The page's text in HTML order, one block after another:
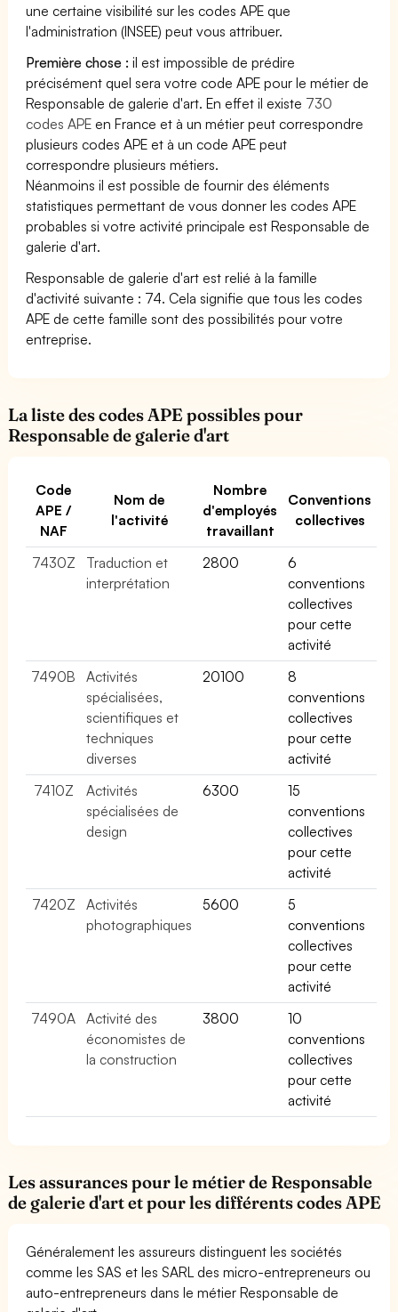
une certaine visibilité sur les codes APE que
l'administration (INSEE) peut vous attribuer.
Première chose : il est impossible de prédire
précisément quel sera votre code APE pour le métier de
Responsable de galerie d'art. En effet il existe 730
codes APE en France et à un métier peut correspondre
plusieurs codes APE et à un code APE peut
correspondre plusieurs métiers.
Néanmoins il est possible de fournir des éléments
statistiques permettant de vous donner les codes APE
probables si votre activité principale est Responsable de
galerie d'art.
Responsable de galerie d'art est relié à la famille
d'activité suivante : 74. Cela signifie que tous les codes
APE de cette famille sont des possibilités pour votre
entreprise.
La liste des codes APE possibles pour
Responsable de galerie d'art
Code
APE /
NAF
Nom de
l'activité
Nombre
d'employés
travaillant
Conventions
collectives
7430Z
Traduction et
interprétation
2800
6
conventions
collectives
pour cette
activité
7490B
Activités
spécialisées,
scientifiques et
techniques
diverses
20100
8
conventions
collectives
pour cette
activité
7410Z
Activités
spécialisées de
design
6300
15
conventions
collectives
pour cette
activité
7420Z
Activités
photographiques
5600
5
conventions
collectives
pour cette
activité
7490A Activité des
économistes de
la construction
3800
10
conventions
collectives
pour cette
activité
Les assurances pour le métier de Responsable
de galerie d'art et pour les différents codes APE
Généralement les assureurs distinguent les sociétés
comme les SAS et les SARL des micro-entrepreneurs ou
auto-entrepreneurs dans le métier Responsable de